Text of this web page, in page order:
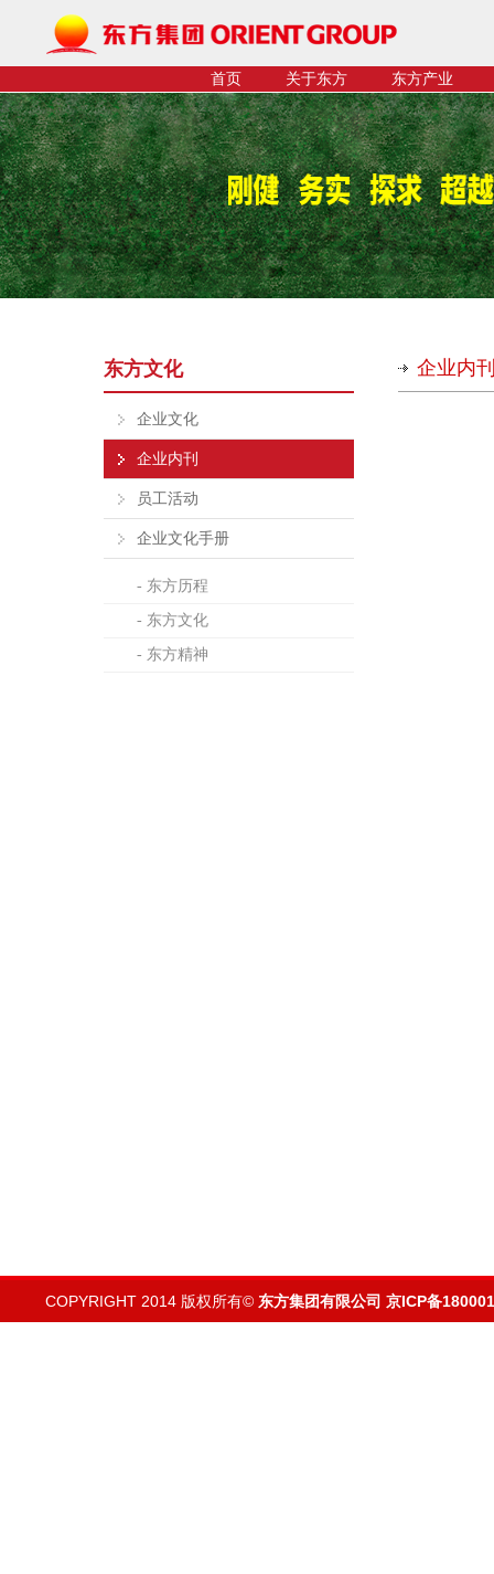
首页 关于东方 东方产业
东方文化
企业文化
企业内刊
员工活动
企业文化手册
- 东方历程
- 东方文化
- 东方精神
企业内
COPYRIGHT 2014 版权所有© 东方集团有限公司 京ICP备